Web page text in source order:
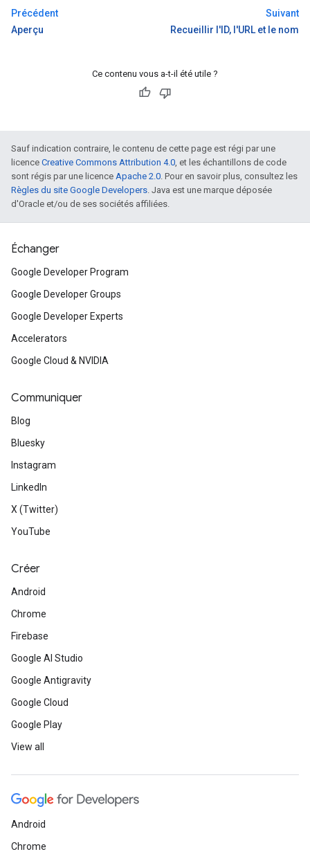
Précédent
Aperçu
Suivant
Recueillir l'ID, l'URL et le nom
Ce contenu vous a-t-il été utile ?
Sauf indication contraire, le contenu de cette page est régi par une
licence Creative Commons Attribution 4.0, et les échantillons de code
sont régis par une licence Apache 2.0. Pour en savoir plus, consultez les
Règles du site Google Developers. Java est une marque déposée
d'Oracle et/ou de ses sociétés affiliées.
Échanger
Google Developer Program
Google Developer Groups
Google Developer Experts
Accelerators
Google Cloud & NVIDIA
Communiquer
Blog
Bluesky
Instagram
LinkedIn
X (Twitter)
YouTube
Créer
Android
Chrome
Firebase
Google AI Studio
Google Antigravity
Google Cloud
Google Play
View all
Android
Chrome